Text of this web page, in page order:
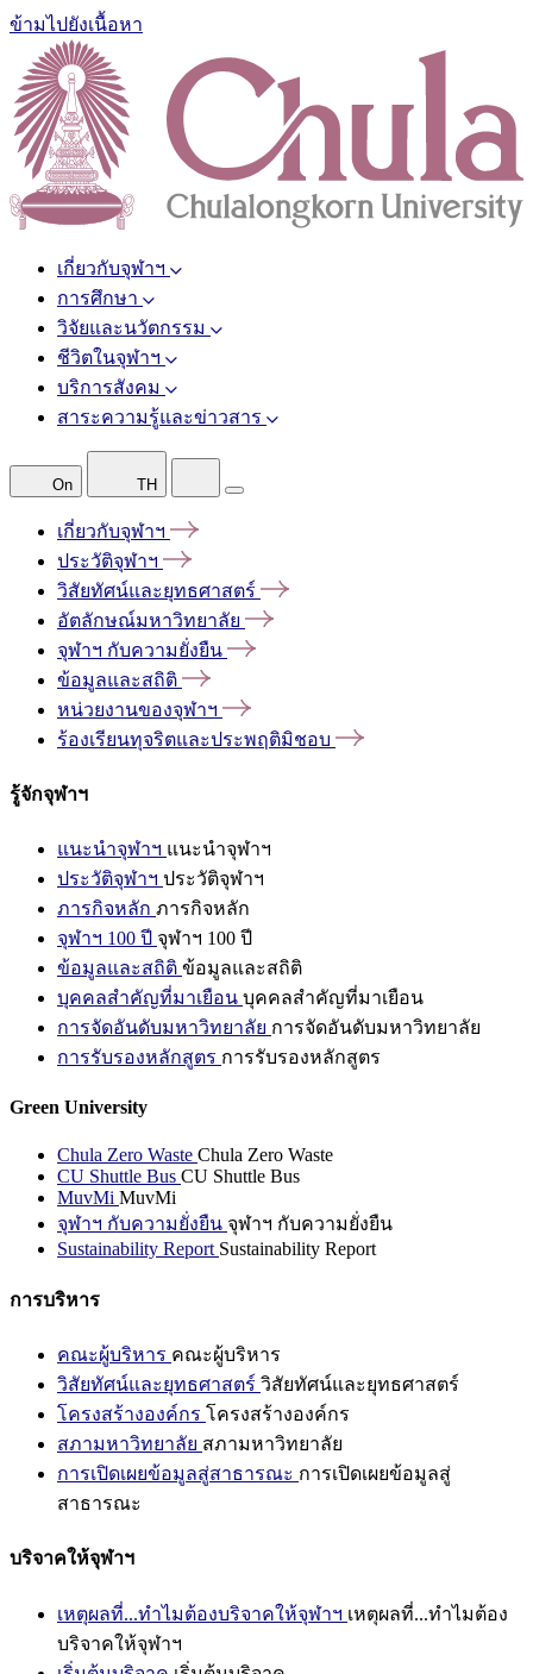
ข้ามไปยังเนื้อหา
เกี่ยวกับจุฬาฯ
การศึกษา
วิจัยและนวัตกรรม
ชีวิตในจุฬาฯ
บริการสังคม
สาระความรู้และข่าวสาร
On TH
เกี่ยวกับจุฬาฯ
ประวัติจุฬาฯ
วิสัยทัศน์และยุทธศาสตร์
อัตลักษณ์มหาวิทยาลัย
จุฬาฯ กับความยั่งยืน
ข้อมูลและสถิติ
หน่วยงานของจุฬาฯ
ร้องเรียนทุจริตและประพฤติมิชอบ
รู้จักจุฬาฯ
แนะนำจุฬาฯ แนะนำจุฬาฯ
ประวัติจุฬาฯ ประวัติจุฬาฯ
ภารกิจหลัก ภารกิจหลัก
จุฬาฯ 100 ปี จุฬาฯ 100 ปี
ข้อมูลและสถิติ ข้อมูลและสถิติ
บุคคลสำคัญที่มาเยือน บุคคลสำคัญที่มาเยือน
การจัดอันดับมหาวิทยาลัย การจัดอันดับมหาวิทยาลัย
การรับรองหลักสูตร การรับรองหลักสูตร
Green University
Chula Zero Waste Chula Zero Waste
CU Shuttle Bus CU Shuttle Bus
MuvMi MuvMi
จุฬาฯ กับความยั่งยืน จุฬาฯ กับความยั่งยืน
Sustainability Report Sustainability Report
การบริหาร
คณะผู้บริหาร คณะผู้บริหาร
วิสัยทัศน์และยุทธศาสตร์ วิสัยทัศน์และยุทธศาสตร์
โครงสร้างองค์กร โครงสร้างองค์กร
สภามหาวิทยาลัย สภามหาวิทยาลัย
การเปิดเผยข้อมูลสู่สาธารณะ การเปิดเผยข้อมูลสู่
สาธารณะ
บริจาคให้จุฬาฯ
เหตุผลที่...ทำไมต้องบริจาคให้จุฬาฯ เหตุผลที่...ทำไมต้อง
บริจาคให้จุฬาฯ